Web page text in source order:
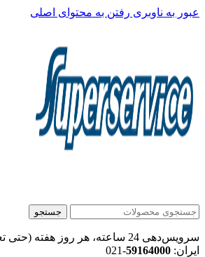
عبور به ناوبری رفتن به محتوای اصلی
جستجو
سرویس‌دهی 24 ساعته، هر روز هفته
ایران: 59164000
-021